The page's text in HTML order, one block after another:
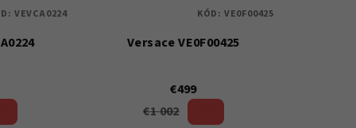
VEVCA0224
Versace VE0F00425
€499
€1 002
KÓD: VE0F00425